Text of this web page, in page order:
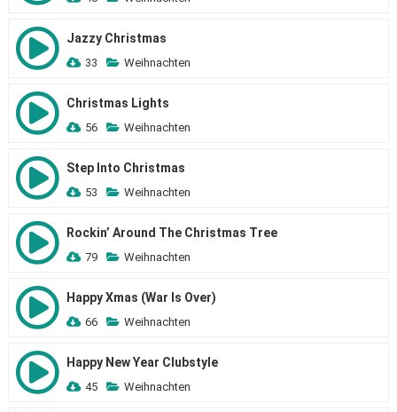
Jazzy Christmas
33 Weihnachten
Christmas Lights
56 Weihnachten
Step Into Christmas
53 Weihnachten
Rockin’ Around The Christmas Tree
79 Weihnachten
Happy Xmas (War Is Over)
66 Weihnachten
Happy New Year Clubstyle
45 Weihnachten